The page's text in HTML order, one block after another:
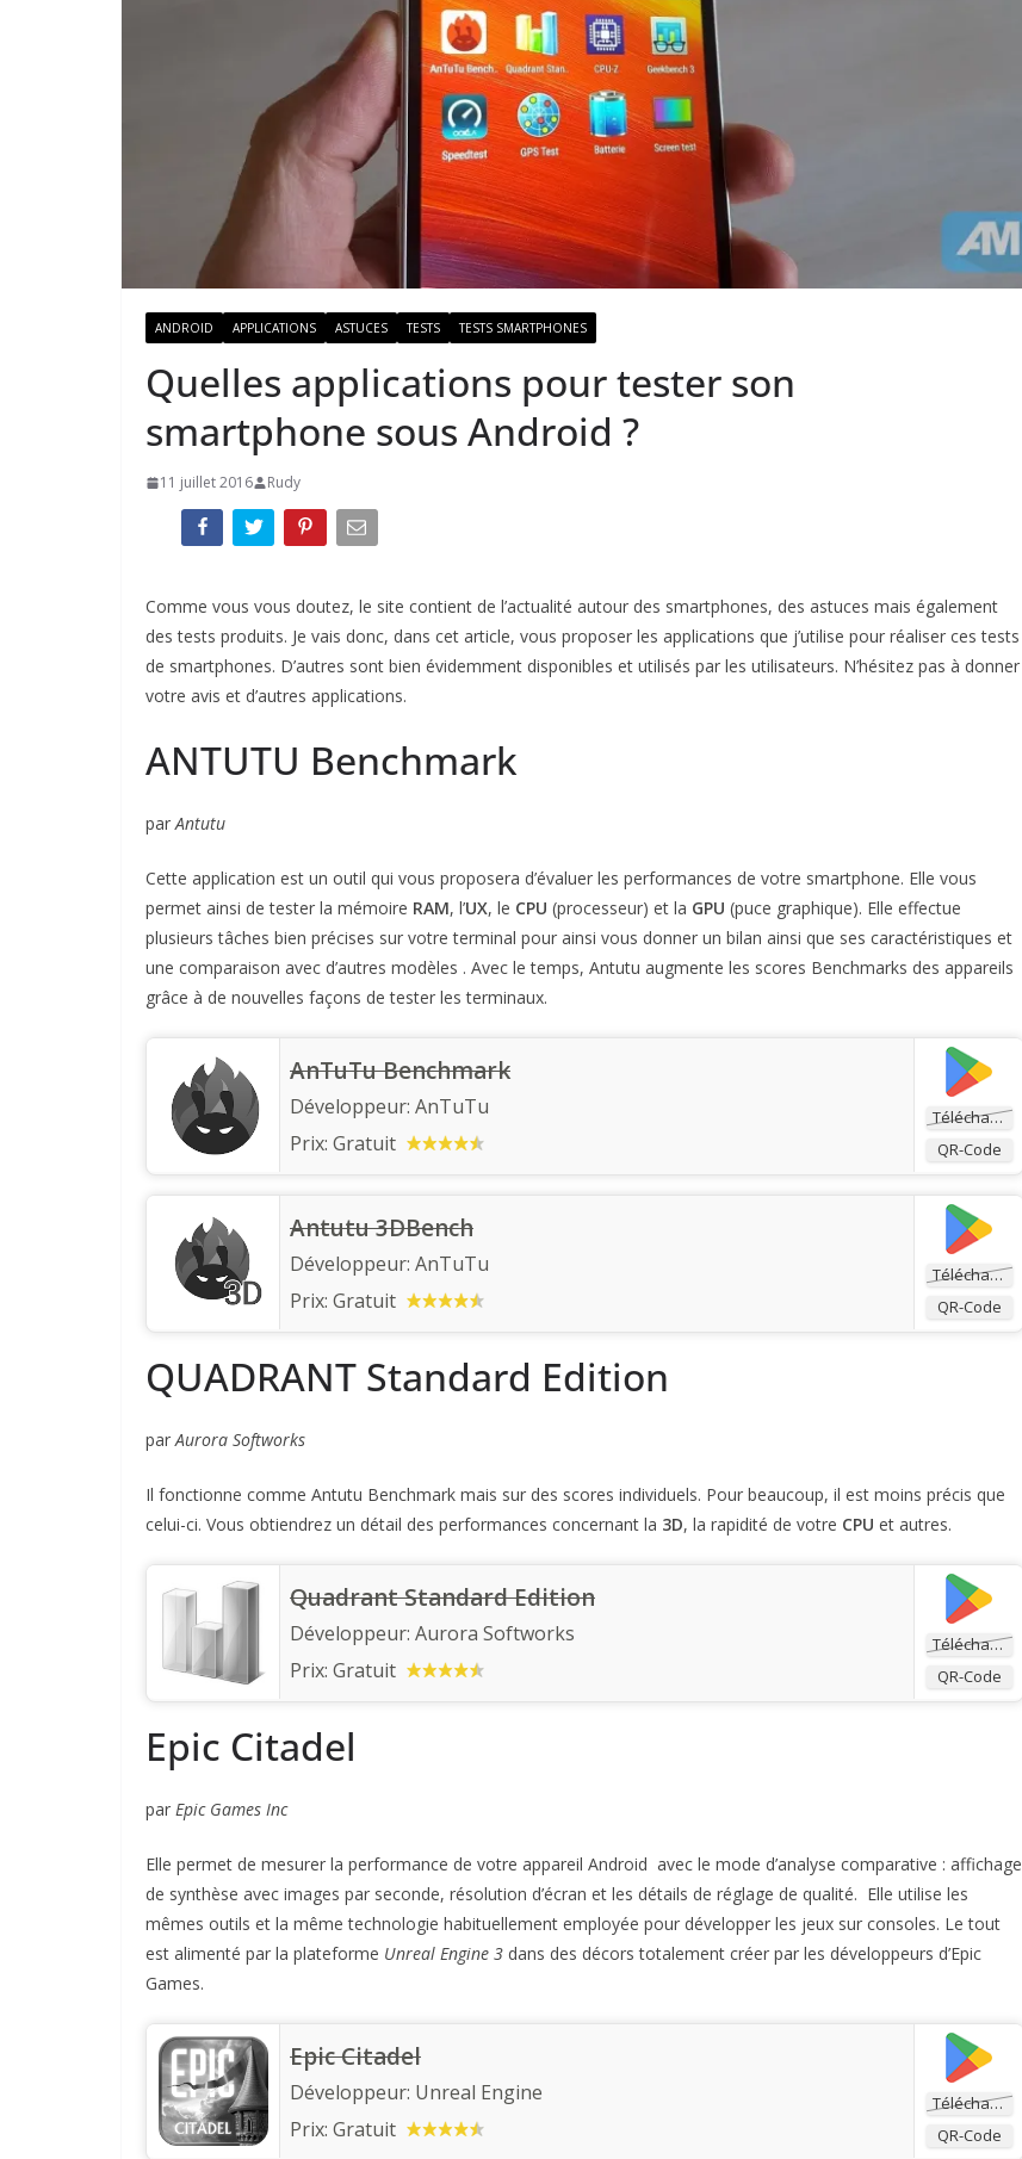
ANDROID APPLICATIONS ASTUCES TESTS TESTS SMARTPHONES
Quelles applications pour tester son
smartphone sous Android ?
11 juillet 2016 Rudy
Comme vous vous doutez, le site contient de l’actualité autour des smartphones, des astuces mais également
des tests produits. Je vais donc, dans cet article, vous proposer les applications que j’utilise pour réaliser ces tests
de smartphones. D’autres sont bien évidemment disponibles et utilisés par les utilisateurs. N’hésitez pas à donner
votre avis et d’autres applications.
ANTUTU Benchmark
parAntutu
Cette application est un outil qui vous proposera d’évaluer les performances de votre smartphone. Elle vous
permet ainsi de tester la mémoire RAM, l’UX, le CPU (processeur) et la GPU (puce graphique). Elle effectue
plusieurs tâches bien précises sur votre terminal pour ainsi vous donner un bilan ainsi que ses caractéristiques et
une comparaison avec d’autres modèles . Avec le temps, Antutu augmente les scores Benchmarks des appareils
grâce à de nouvelles façons de tester les terminaux.
Télécharger
QR-Code
AnTuTu Benchmark
Développeur: AnTuTu
Prix: Gratuit
Télécharger
QR-Code
Antutu 3DBench
Développeur: AnTuTu
Prix: Gratuit
QUADRANT Standard Edition
parAurora Softworks
Il fonctionne comme Antutu Benchmark mais sur des scores individuels. Pour beaucoup, il est moins précis que
celui-ci. Vous obtiendrez un détail des performances concernant la 3D, la rapidité de votre CPU et autres.
Télécharger
QR-Code
Quadrant Standard Edition
Développeur: Aurora Softworks
Prix: Gratuit
Epic Citadel
par Epic Games Inc
Elle permet de mesurer la performance de votre appareil Android avec le mode d’analyse comparative : affichage
de synthèse avec images par seconde, résolution d’écran et les détails de réglage de qualité. Elle utilise les
mêmes outils et la même technologie habituellement employée pour développer les jeux sur consoles. Le tout
est alimenté par la plateforme Unreal Engine 3 dans des décors totalement créer par les développeurs d’Epic
Games.
Télécharger
QR-Code
Epic Citadel
Développeur: Unreal Engine
Prix: Gratuit